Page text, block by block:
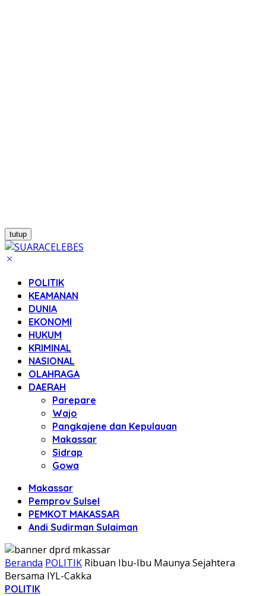
tutup
POLITIK
KEAMANAN
DUNIA
EKONOMI
HUKUM
KRIMINAL
NASIONAL
OLAHRAGA
DAERAH
Parepare
Wajo
Pangkajene dan Kepulauan
Makassar
Sidrap
Gowa
Makassar
Pemprov Sulsel
PEMKOT MAKASSAR
Andi Sudirman Sulaiman
Beranda POLITIK Ribuan Ibu-Ibu Maunya Sejahtera
Bersama IYL-Cakka
POLITIK